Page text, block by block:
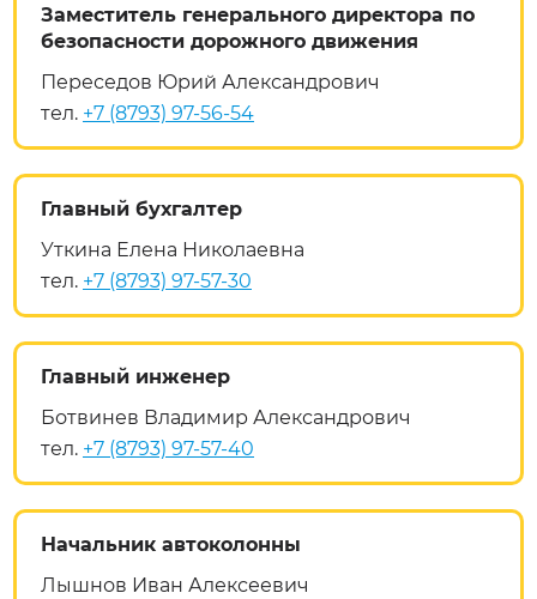
Заместитель генерального директора по
безопасности дорожного движения
Переседов Юрий Александрович
тел. +7 (8793) 97-56-54
Главный бухгалтер
Уткина Елена Николаевна
тел. +7 (8793) 97-57-30
Главный инженер
Ботвинев Владимир Александрович
тел. +7 (8793) 97-57-40
Начальник автоколонны
Лышнов Иван Алексеевич